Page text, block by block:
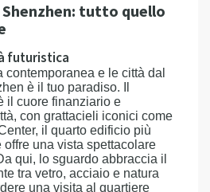
tutto quello
futuristica
contemporanea e le città dal
è il tuo paradiso. Il
il cuore finanziario e
con grattacieli iconici come
il quarto edificio più
una vista spettacolare
qui, lo sguardo abbraccia il
tra vetro, acciaio e natura
una visita al quartiere